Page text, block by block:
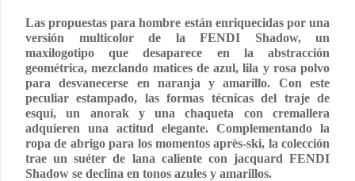
Las propuestas para hombre están enriquecidas por una
versión multicolor de la FENDI Shadow, un
maxilogotipo que desaparece en la abstracción
geométrica, mezclando matices de azul, lila y rosa polvo
para desvanecerse en naranja y amarillo. Con este
peculiar estampado, las formas técnicas del traje de
esquí, un anorak y una chaqueta con cremallera
adquieren una actitud elegante. Complementando la
ropa de abrigo para los momentos après-ski, la colección
trae un suéter de lana caliente con jacquard FENDI
Shadow se declina en tonos azules y amarillos.